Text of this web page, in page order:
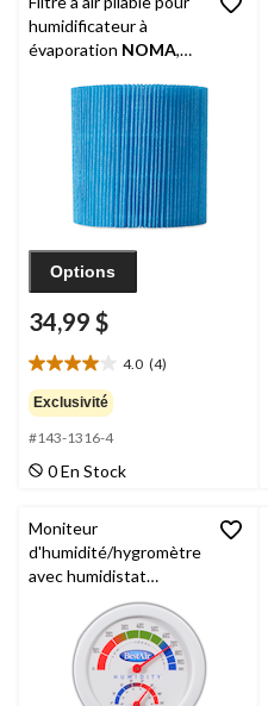
humidificateur à
évaporation NOMA,
143-1312
Options
34,99 $
4.0 (4)
4.0
étoile(s)
sur
5.
4
Exclusivité
#143-1316-4
0 En Stock
Moniteur
d'humidité/hygromètre
avec humidistat
BestAir HG050-PDQ-